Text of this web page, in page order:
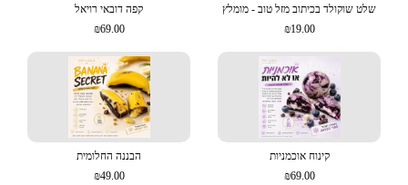
שלט שוקולד בכיתוב מזל טוב - מומלץ
₪19.00
קפה דובאי רויאל
₪69.00
קינוח אוכמניות
₪69.00
הבננה החלומית
₪49.00